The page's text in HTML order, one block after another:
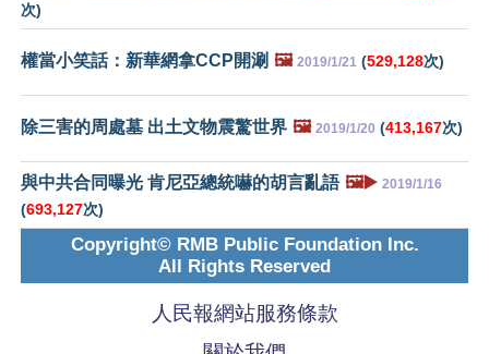
次)
權當小笑話：新華網拿CCP開涮 🖼️ 2019/1/21 (529,128次)
除三害的周處墓 出土文物震驚世界 🖼️ 2019/1/20 (413,167次)
與中共合同曝光 肯尼亞總統嚇的胡言亂語 🖼️▶️ 2019/1/16
(693,127次)
Copyright© RMB Public Foundation Inc.
All Rights Reserved
人民報網站服務條款